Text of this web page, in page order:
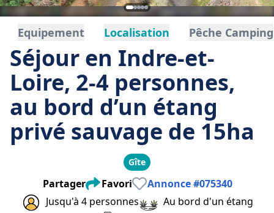
Séjour en Indre-et-
Loire, 2-4 personnes,
au bord d’un étang
privé sauvage de 15ha
Gîte
Equipement Localisation Pêche Camping
Jusqu'à 4 personnes
Au bord d'un étang
Annonce #075340
Partager Favori